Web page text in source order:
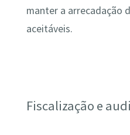
manter a arrecadação
aceitáveis.
Fiscalização e